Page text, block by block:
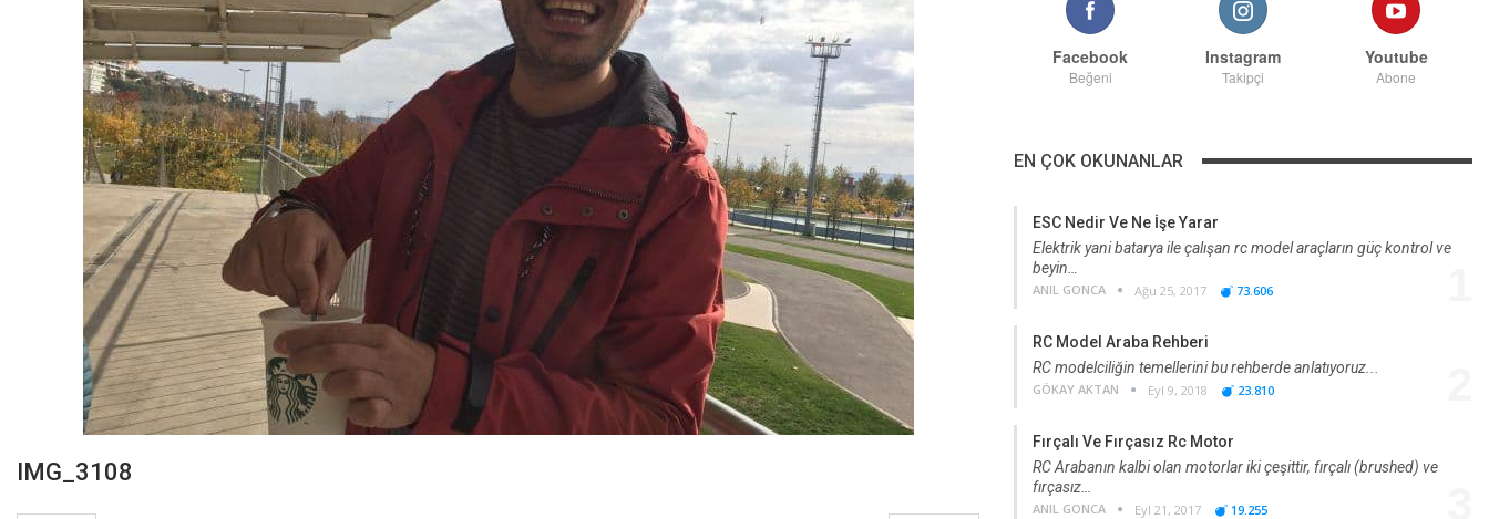
IMG_3108
Facebook
Beğeni
Instagram
Takipçi
Youtube
Abone
EN ÇOK OKUNANLAR
ESC Nedir Ve Ne İşe Yarar
Elektrik yani batarya ile çalışan rc model araçların güç kontrol ve
beyin…
ANIL GONCA Ağu 25, 2017 73.606
RC Model Araba Rehberi
RC modelciliğin temellerini bu rehberde anlatıyoruz...
GÖKAY AKTAN Eyl 9, 2018 23.810
Fırçalı Ve Fırçasız Rc Motor
RC Arabanın kalbi olan motorlar iki çeşittir, fırçalı (brushed) ve
fırçasız…
ANIL GONCA Eyl 21, 2017 19.255